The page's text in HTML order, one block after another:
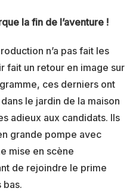
la fin de l’aventure !
n’a pas fait les
fait un retour en image sur
ces derniers ont
le jardin de la maison
adieux aux candidats. Ils
grande pompe avec
mise en scène
de rejoindre le prime
bas.